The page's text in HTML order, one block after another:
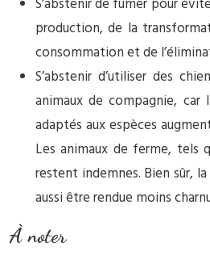
production, de la
consommation et de
S’abstenir d’utiliser des
animaux de compagnie, car
adaptés aux espèces
Les animaux de ferme, tels
restent indemnes. Bien sûr,
aussi être rendue moins
À noter